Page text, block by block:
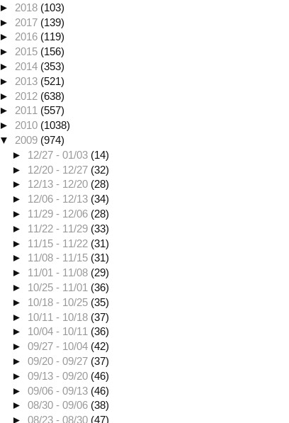
► 2018 (103)
► 2017 (139)
►2016 (119)
► 2015 (156)
► 2014 (353)
► 2013 (521)
► 2012 (638)
►2011 (557)
► 2010 (1038)
▼ 2009 (974)
► 12/27 - 01/03 (14)
► 12/20 - 12/27 (32)
► 12/13 - 12/20 (28)
► 12/06 - 12/13 (34)
► 11/29 - 12/06 (28)
► 11/22 - 11/29 (33)
► 11/15 - 11/22 (31)
► 11/08 - 11/15 (31)
► 11/01 - 11/08 (29)
► 10/25 - 11/01 (36)
► 10/18 - 10/25 (35)
► 10/11 - 10/18 (37)
► 10/04 - 10/11 (36)
►09/27 - 10/04 (42)
►09/20 - 09/27 (37)
►09/13 - 09/20 (46)
►09/06 - 09/13 (46)
►08/30 - 09/06 (38)
►08/23 - 08/30 (47)